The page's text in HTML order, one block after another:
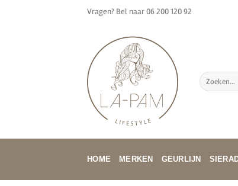
Vragen? Bel naar06 200 120 92
Zoeken
naar:
HOME MERKEN GEURLIJN